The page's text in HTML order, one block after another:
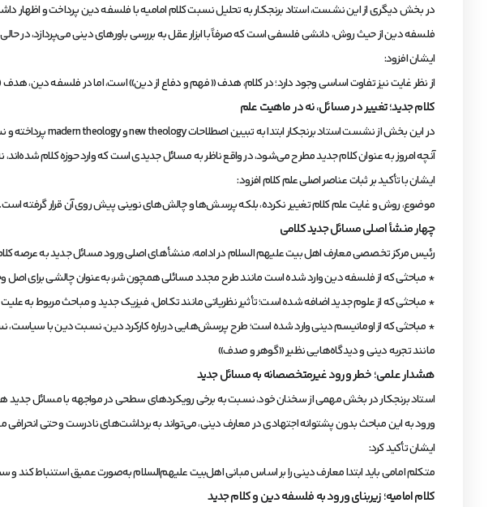
در بخش دیگری از این نشست، استاد برنجکار به تحلیل نسبت کلام امامیه با فلسفه دین پرداخت و اظهار
فلسفه دین از حیث روش، دانشی فلسفی است که صرفاً با ابزار عقل به بررسی باورهای دینی می‌پردازد، در حالی
ایشان افزود:
از نظر غایت نیز تفاوت اساسی وجود دارد؛ در کلام، هدف «فهم و دفاع از دین» است، اما در فلسفه دین،
کلام جدید؛ تغییر در مسائل، نه در ماهیت علم
در این بخش از نشست استاد برنجکار ابتدا به تبیین اصطلاحات new theology و madern theology پرداخته و نسبت هرکدام با فلسفه دین و کلام جدید را تبیین نمودند. ایشان با اشاره به بحث «کلام جدید» بیان کرد:
آنچه امروز به عنوان کلام جدید مطرح می‌شود، در واقع ناظر به مسائل جدیدی است که وارد حوزه کلام
ایشان با تأکید بر ثبات عناصر اصلی علم کلام افزود:
موضوع، روش و غایت علم کلام تغییر نکرده، بلکه پرسش‌ها و چالش‌های نوینی پیش روی آن قرار گرفته است.
چهار منشأ اصلی مسائل جدید کلامی
رئیس مرکز تخصصی معارف اهل بیت علیهم السلام در ادامه، منشأهای اصلی ورود مسائل جدید به عرصه
* مباحثی که از فلسفه دین وارد شده است مانند طرح مجدد مسائلی همچون شر، به‌عنوان چالشی برای اصل
* مباحثی که از علوم جدید اضافه شده است؛ تأثیر نظریاتی مانند تکامل، فیزیک جدید و مباحث مربوط به علیت
* مباحثی که از اومانیسم دینی وارد شده است؛ طرح پرسش‌هایی درباره کارکرد دین، نسبت دین با
مانند تجربه دینی و دیدگاه‌هایی نظیر «گوهر و صدف»
هشدار علمی؛ خطر ورود غیرمتخصصانه به مسائل جدید
استاد برنجکار در بخش مهمی از سخنان خود، نسبت به برخی رویکردهای سطحی در مواجهه با مسائل جدید
ورود به این مباحث بدون پشتوانه اجتهادی در معارف دینی، می‌تواند به برداشت‌های نادرست و حتی انحرافی
ایشان تأکید کرد:
متکلم امامی باید ابتدا معارف دینی را بر اساس مبانی اهل‌بیت علیهم‌السلام به‌صورت عمیق استنباط کند و
کلام امامیه؛ زیربنای ورود به فلسفه دین و کلام جدید